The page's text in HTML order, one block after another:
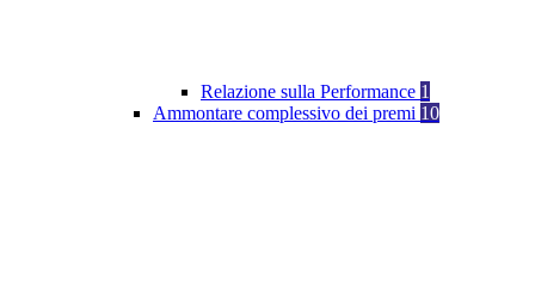
Relazione sulla Performance 1
Ammontare complessivo dei premi 10